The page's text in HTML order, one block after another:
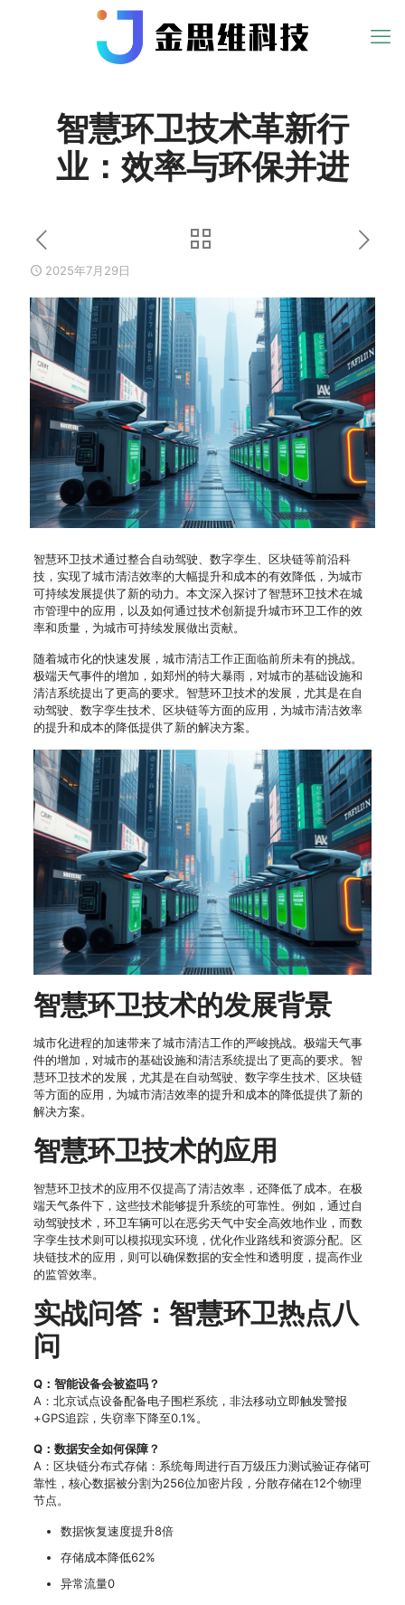
智慧环卫技术革新行
业：效率与环保并进
2025年7月29日
智慧环卫技术通过整合自动驾驶、数字孪生、区块链等前沿科
技，实现了城市清洁效率的大幅提升和成本的有效降低，为城市
可持续发展提供了新的动力。本文深入探讨了智慧环卫技术在城
市管理中的应用，以及如何通过技术创新提升城市环卫工作的效
率和质量，为城市可持续发展做出贡献。
随着城市化的快速发展，城市清洁工作正面临前所未有的挑战。
极端天气事件的增加，如郑州的特大暴雨，对城市的基础设施和
清洁系统提出了更高的要求。智慧环卫技术的发展，尤其是在自
动驾驶、数字孪生技术、区块链等方面的应用，为城市清洁效率
的提升和成本的降低提供了新的解决方案。
智慧环卫技术的发展背景
城市化进程的加速带来了城市清洁工作的严峻挑战。极端天气事
件的增加，对城市的基础设施和清洁系统提出了更高的要求。智
慧环卫技术的发展，尤其是在自动驾驶、数字孪生技术、区块链
等方面的应用，为城市清洁效率的提升和成本的降低提供了新的
解决方案。
智慧环卫技术的应用
智慧环卫技术的应用不仅提高了清洁效率，还降低了成本。在极
端天气条件下，这些技术能够提升系统的可靠性。例如，通过自
动驾驶技术，环卫车辆可以在恶劣天气中安全高效地作业，而数
字孪生技术则可以模拟现实环境，优化作业路线和资源分配。区
块链技术的应用，则可以确保数据的安全性和透明度，提高作业
的监管效率。
实战问答：智慧环卫热点八
问
Q：智能设备会被盗吗？
A：北京试点设备配备电子围栏系统，非法移动立即触发警报
+GPS追踪，失窃率下降至0.1%。
Q：数据安全如何保障？
A：区块链分布式存储：系统每周进行百万级压力测试验证存储可
靠性，核心数据被分割为256位加密片段，分散存储在12个物理
节点。
数据恢复速度提升8倍
存储成本降低62%
异常流量0